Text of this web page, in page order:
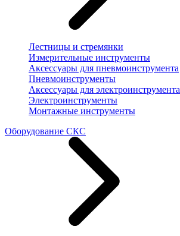
Лестницы и стремянки
Измерительные инструменты
Аксессуары для пневмоинструмента
Пневмоинструменты
Аксессуары для электроинструмента
Электроинструменты
Монтажные инструменты
Оборудование СКС